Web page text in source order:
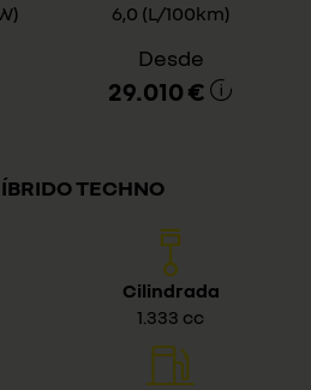
6,0 (L/100km)
Desde
29.010 €
TECHNO
Cilindrada
1.333 cc